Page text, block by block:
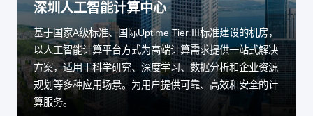
深圳人工智能计算中心
基于国家A级标准、国际Uptime Tier III标准建设的机房，
以人工智能计算平台方式为高端计算需求提供一站式解决
方案，适用于科学研究、深度学习、数据分析和企业资源
规划等多种应用场景。为用户提供可靠、高效和安全的计
算服务。